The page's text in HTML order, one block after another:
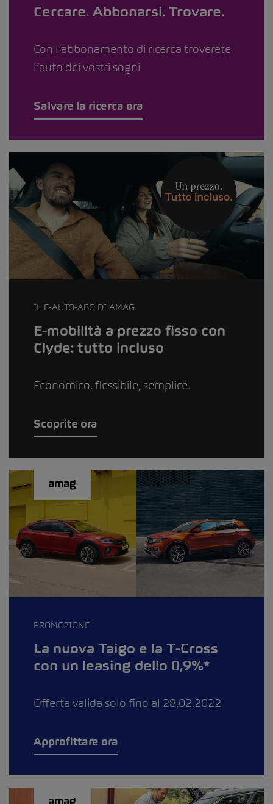
Cercare. Abbonarsi. Trovare.
Con l’abbonamento di ricerca troverete
l’auto dei vostri sogni
Salvare la ricerca ora
IL E-AUTO-ABO DI AMAG
E-mobilità a prezzo fisso con
Clyde: tutto incluso
Economico, flessibile, semplice.
Scoprite ora
PROMOZIONE
La nuova Taigo e la T-Cross
con un leasing dello 0,9%*
Offerta valida solo fino al 28.02.2022
Approfittare ora